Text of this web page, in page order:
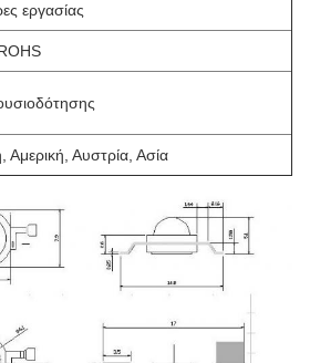
εργασίας
Αυστρία, Ασία